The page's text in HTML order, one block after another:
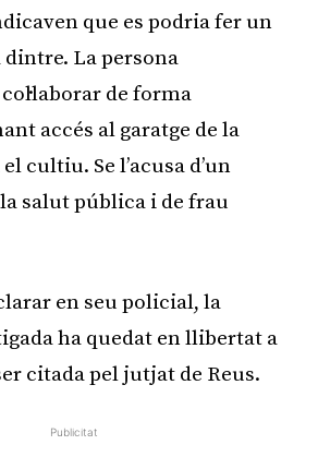
que es podria fer un
La persona
de forma
accés al garatge de la
cultiu. Se l’acusa d’un
salut pública i de frau
en seu policial, la
ha quedat en llibertat a
citada pel jutjat de Reus.
Publicitat